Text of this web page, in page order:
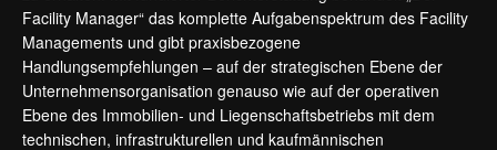
Facility Manager“ das komplette Aufgabenspektrum des Facility
Managements und gibt praxisbezogene
Handlungsempfehlungen – auf der strategischen Ebene der
Unternehmensorganisation genauso wie auf der operativen
Ebene des Immobilien- und Liegenschaftsbetriebs mit dem
technischen, infrastrukturellen und kaufmännischen